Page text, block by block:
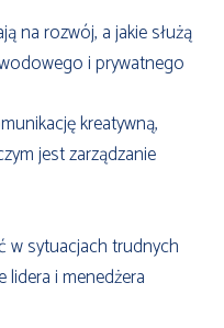
na rozwój, a jakie służą
i prywatnego
kreatywną,
jest zarządzanie
w sytuacjach trudnych
lidera i menedżera